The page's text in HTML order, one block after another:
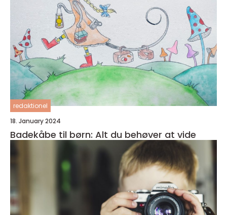
redaktionel
18. January 2024
Badekåbe til børn: Alt du behøver at vide